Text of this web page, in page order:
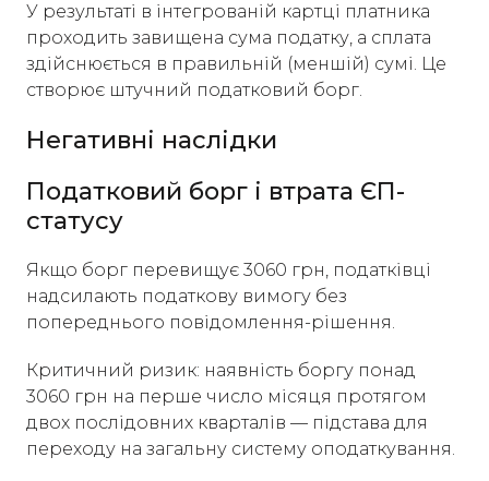
У результаті в інтегрованій картці платника
проходить завищена сума податку, а сплата
здійснюється в правильній (меншій) сумі. Це
створює штучний податковий борг.
Негативні наслідки
Податковий борг і втрата ЄП-
статусу
Якщо борг перевищує 3060 грн, податківці
надсилають податкову вимогу без
попереднього повідомлення-рішення.
Критичний ризик: наявність боргу понад
3060 грн на перше число місяця протягом
двох послідовних кварталів — підстава для
переходу на загальну систему оподаткування.